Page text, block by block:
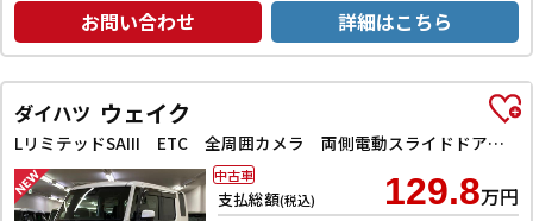
お問い合わせ 詳細はこちら
ダイハツ ウェイク
LリミテッドSAIII ETC 全周囲カメラ 両側電動スライドドア ナビ TV クリアランスソナー 衝突被害軽減システム オートマチックハイビーム オートライト LEDヘッドランプ スマートキー アイドリングストップ
支払総額(税込) 129.8万円
中古車